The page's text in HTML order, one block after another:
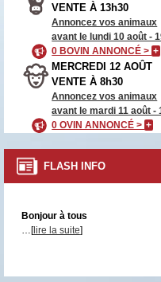
VENTE À 13h30
Annoncez vos animaux
avant le lundi 10 août -
0 BOVIN ANNONCÉ >+
MERCREDI 12 AOÛT
VENTE À 8h30
Annoncez vos animaux
avant le mardi 11 août -
0 OVIN ANNONCÉ >+
FLASH INFO
Bonjour à tous
…[lire la suite]